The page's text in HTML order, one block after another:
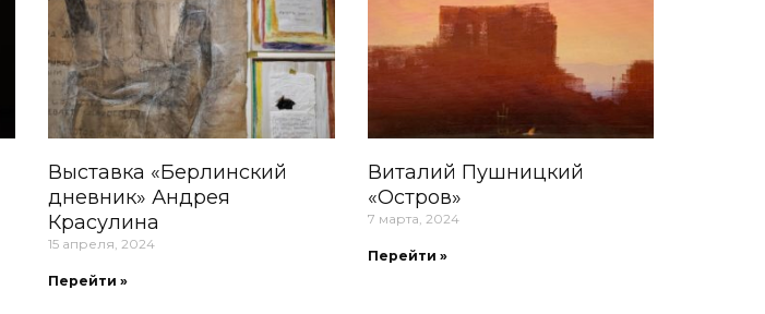
Выставка «Берлинский
дневник» Андрея
Красулина
15 апреля, 2024
Перейти »
Виталий Пушницкий
«Остров»
7 марта, 2024
Перейти »